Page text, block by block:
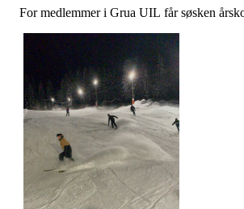
For medlemmer i Grua UIL får søsken